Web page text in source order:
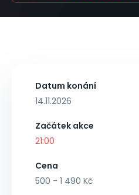
Datum konání
14.11.2026
Začátek akce
21:00
Cena
500 - 1 490 Kč